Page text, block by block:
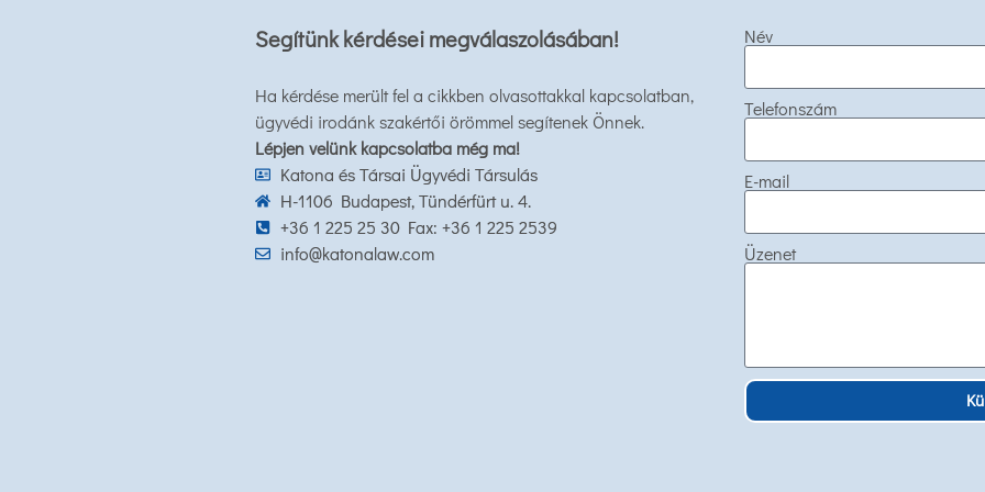
Segítünk kérdései megválaszolásában!
Ha kérdése merült fel a cikkben olvasottakkal kapcsolatban,
ügyvédi irodánk szakértői örömmel segítenek Önnek.
Lépjen velünk kapcsolatba még ma!
Katona és Társai Ügyvédi Társulás
H-1106 Budapest, Tündérfürt u. 4.
+36 1 225 25 30 Fax: +36 1 225 2539
info@katonalaw.com
Név
Telefonszám
E-mail
Üzenet